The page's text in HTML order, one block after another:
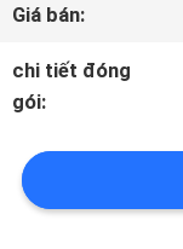
NHÀ
MÁY
KIỂM
Giá bán:
chi tiết đóng
gói: